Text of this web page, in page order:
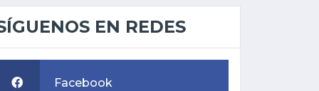
EN REDES
Facebook